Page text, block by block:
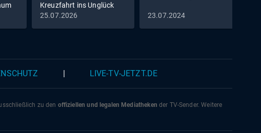
Kreuzfahrt ins Unglück
25.07.2026
23.07.2024
LIVE-TV-JETZT.DE
zu den offiziellen und legalen Mediatheken der TV-Sender. Weitere